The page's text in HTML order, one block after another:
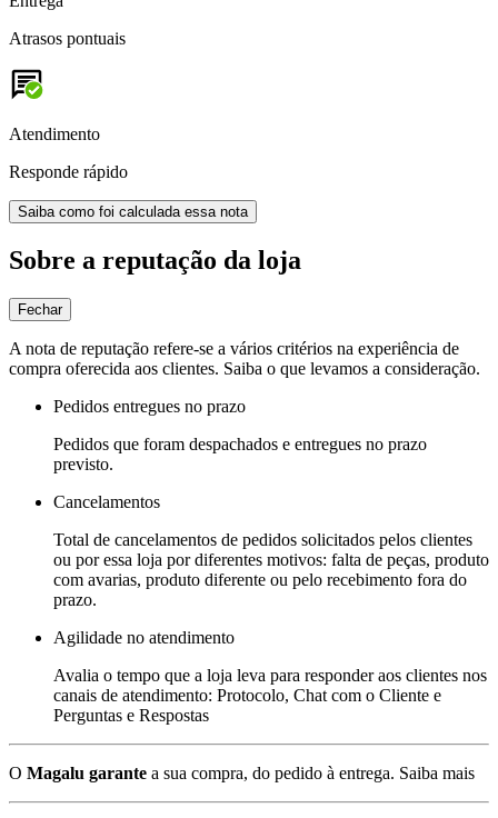
Atrasos pontuais
Atendimento
Responde rápido
Saiba como foi calculada essa nota
Sobre a reputação da loja
Fechar
A nota de reputação refere-se a vários critérios na experiência de
compra oferecida aos clientes. Saiba o que levamos a consideração.
Pedidos entregues no prazo
Pedidos que foram despachados e entregues no prazo
previsto.
Cancelamentos
Total de cancelamentos de pedidos solicitados pelos clientes
ou por essa loja por diferentes motivos: falta de peças, produto
com avarias, produto diferente ou pelo recebimento fora do
prazo.
Agilidade no atendimento
Avalia o tempo que a loja leva para responder aos clientes nos
canais de atendimento: Protocolo, Chat com o Cliente e
Perguntas e Respostas
O Magalu garante a sua compra, do pedido à entrega. Saiba mais